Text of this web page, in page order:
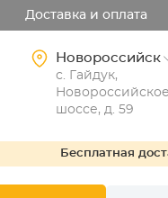
Доставка и оплата
Новороссийск
с. Гайдук,
Новороссийское
шоссе, д. 59
Бесплатная